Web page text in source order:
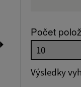
Dátum
Počet
Výsledky